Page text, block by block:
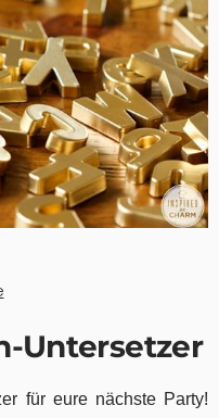
Untersetzer
für eure nächste Party!